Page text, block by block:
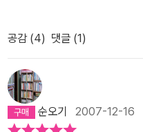
한 모습으로 묘사되는 바틀비
위해 결말까지 열심히 읽었지
무하게 죽음으로 끝나버려 어
습니다.” 왜 바틀비는 택하지
바틀비>는 <모비딕><빌리버
는 중단편 소설이다. <필경사
공감 (4) 댓글 (1)
순오기 2007-12-16